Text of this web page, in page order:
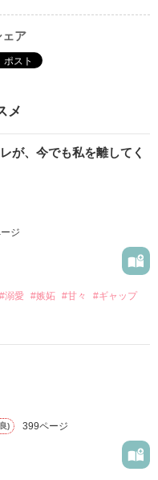
ェア
メ
が、今でも私を離してく
ジ
#溺愛 #嫉妬 #甘々 #ギャップ
彼を自分から振った。
、
校で”王子様”と呼ばれる
) 399ページ